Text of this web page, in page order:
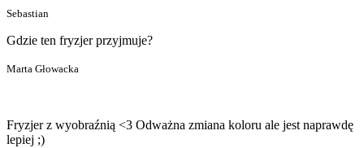
Sebastian
Gdzie ten fryzjer przyjmuje?
Marta Głowacka
Fryzjer z wyobraźnią <3 Odważna zmiana koloru ale jest naprawdę
lepiej ;)